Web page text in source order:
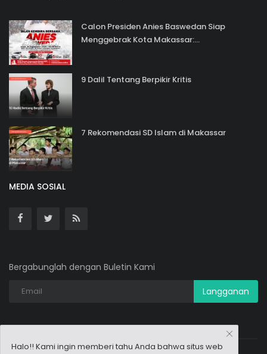
Calon Presiden Anies Baswedan Siap
Menggebrak Kota Makassar:...
9 Dalil Tentang Berpikir Kritis
7 Rekomendasi SD Islam di Makassar
MEDIA SOSIAL
Bergabunglah dengan Buletin Kami
Langganan
Halo!! Kami ingin memberi tahu Anda bahwa situs web